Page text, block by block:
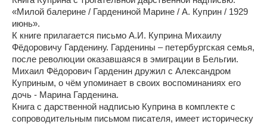
«Милой балерине / Гардениной Марине / А. Куприн / 1929
июнь».
К книге прилагается письмо А.И. Куприна Михаилу
Фёдоровичу Гарденину. Гарденины – петербургская семья,
после революции оказавшаяся в эмиграции в Бельгии.
Михаил Фёдорович Гарденин дружил с Александром
Куприным, о чём упоминает в своих воспоминаниях его
дочь - Марина Гарденина.
Книга с дарственной надписью Куприна в комплекте с
сопроводительным письмом писателя, имеет историческу